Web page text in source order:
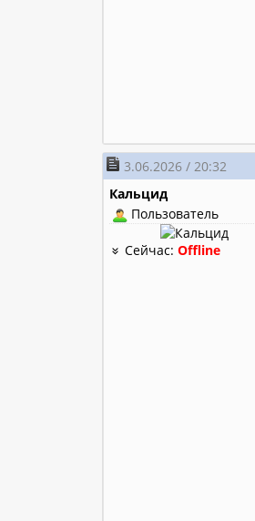
3.06.2026 / 20:32
Кальцид
Пользователь
Сейчас:Offline